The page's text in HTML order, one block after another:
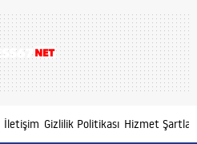
İletişim Gizlilik Politikası Hizmet Şartları